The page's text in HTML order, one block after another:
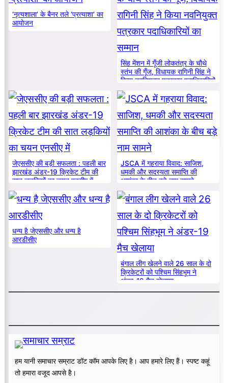
‘नृत्यशाला’ के बैनर तले ‘प्रत्याशा’ का
आयोजन
सिंह मेंशन में गूँजी लोकतंत्र के चौथे
स्तंभ की गूँज, विधायक रागिनी सिंह ने
किया नवनियुक्त पत्रकार पदाधिकारियों
का सम्मान
जेएससीए की बड़ी सफलता : पहली बार
झारखंड अंडर-19 क्रिकेट टीम की
सात लड़कियों का चयन एनसीए में
JSCA में गहराया विवाद: साजिश,
धमकी और सदस्यता समाप्ति की
आशंका के बीच बड़े नाम सामने
धन्य है जेएससीए और धन्य है
आरडीसीए
बंगाल लीग खेलने वाले 26 साल के दो
क्रिकेटरों को पश्चिम सिंहभूम ने
अंडर-19 मैच खेलाया
हम यानी समाचार सम्राट डॉट कॉम आपके लिए है। आप हमारे लिए हैं। स्पष्ट कहूं
तो हमारा वजूद आपसे है।